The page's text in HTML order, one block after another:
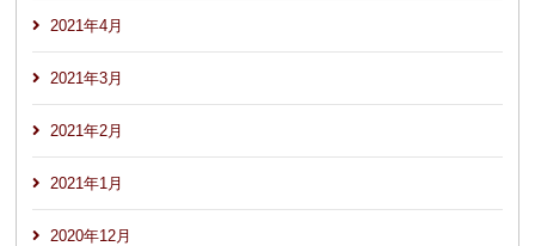
2021年4月
2021年3月
2021年2月
2021年1月
2020年12月